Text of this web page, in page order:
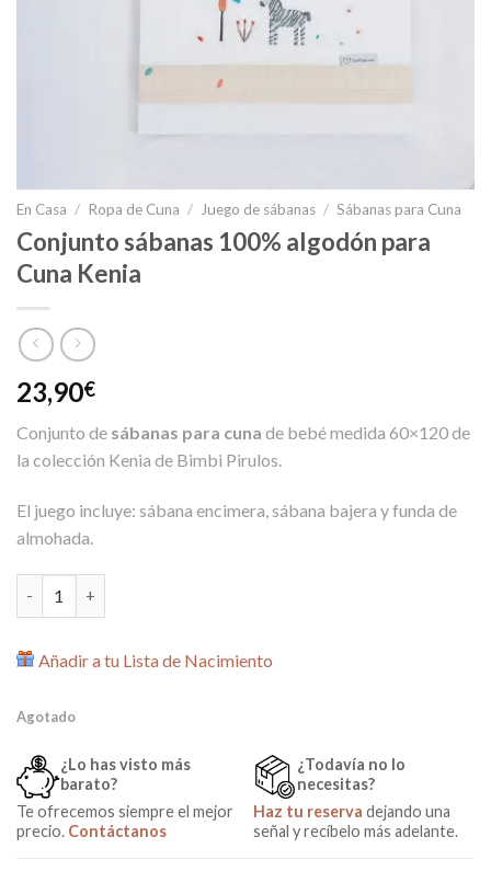
En Casa / Ropa de Cuna / Juego de sábanas / Sábanas para Cuna
Conjunto sábanas 100% algodón para
Cuna Kenia
23,90€
Conjunto de sábanas para cuna de bebé medida 60×120 de
la colección Kenia de Bimbi Pirulos.
El juego incluye: sábana encimera, sábana bajera y funda de
almohada.
Añadir a tu Lista de Nacimiento
Agotado
¿Lo has visto más
barato?
Te ofrecemos siempre el mejor
precio. Contáctanos
¿Todavía no lo
necesitas?
Haz tu reserva dejando una
señal y recíbelo más adelante.